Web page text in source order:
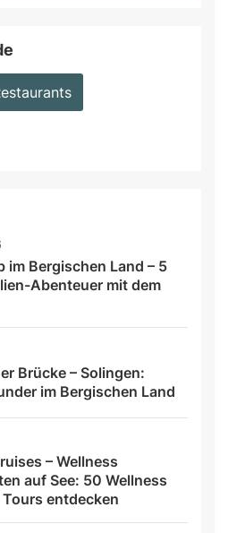
im Bergischen Land – 5
Abenteuer mit dem
Brücke – Solingen:
im Bergischen Land
– Wellness
auf See: 50 Wellness
entdecken